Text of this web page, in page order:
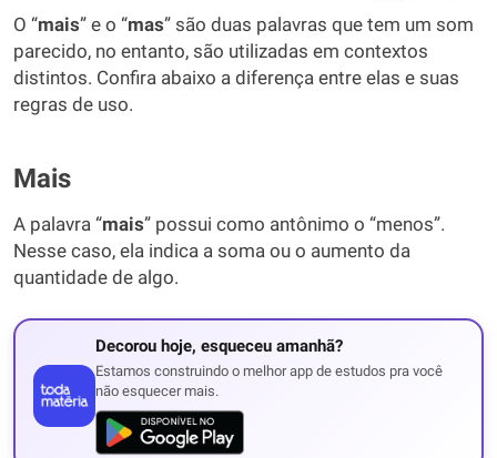
O “mais” e o “mas” são duas palavras que tem um som
parecido, no entanto, são utilizadas em contextos
distintos. Confira abaixo a diferença entre elas e suas
regras de uso.
Mais
A palavra “mais” possui como antônimo o “menos”.
Nesse caso, ela indica a soma ou o aumento da
quantidade de algo.
Decorou hoje, esqueceu amanhã?
Estamos construindo o melhor app de estudos pra você
não esquecer mais.